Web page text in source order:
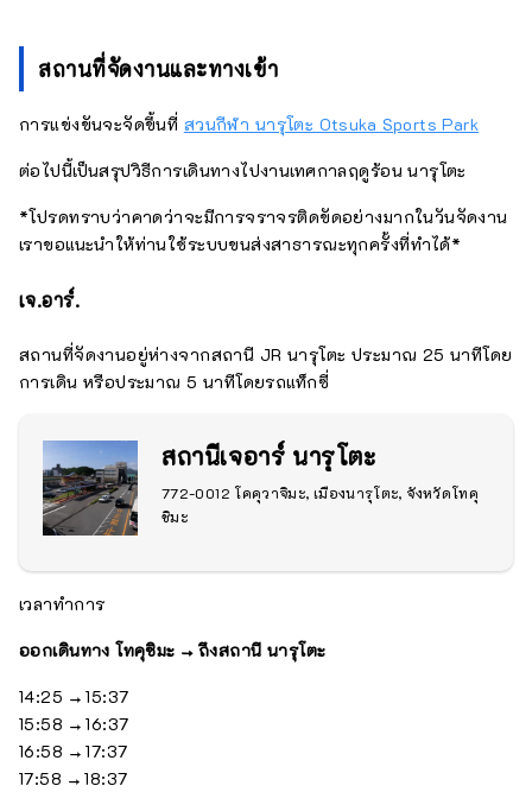
สถานที่จัดงานและทางเข้า
การแข่งขันจะจัดขึ้นที่ สวนกีฬา นารุโตะ Otsuka Sports Park
ต่อไปนี้เป็นสรุปวิธีการเดินทางไปงานเทศกาลฤดูร้อน นารุโตะ
*โปรดทราบว่าคาดว่าจะมีการจราจรติดขัดอย่างมากในวันจัดงาน
เราขอแนะนำให้ท่านใช้ระบบขนส่งสาธารณะทุกครั้งที่ทำได้*
เจ.อาร์.
สถานที่จัดงานอยู่ห่างจากสถานี JR นารุโตะ ประมาณ 25 นาทีโดย
การเดิน หรือประมาณ 5 นาทีโดยรถแท็กซี่
สถานีเจอาร์ นารุโตะ
772-0012 โคคุวาจิมะ, เมืองนารุโตะ, จังหวัดโทคุ
ชิมะ
เวลาทำการ
ออกเดินทาง โทคุชิมะ → ถึงสถานี นารุโตะ
14:25 → 15:37
15:58 → 16:37
16:58 → 17:37
17:58 → 18:37